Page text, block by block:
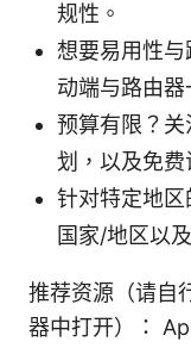
规性。
想要易用性
动端与路由器
预算有限？
划，以及免费
针对特定地
国家/地区以
推荐资源（请自
器中打开）：